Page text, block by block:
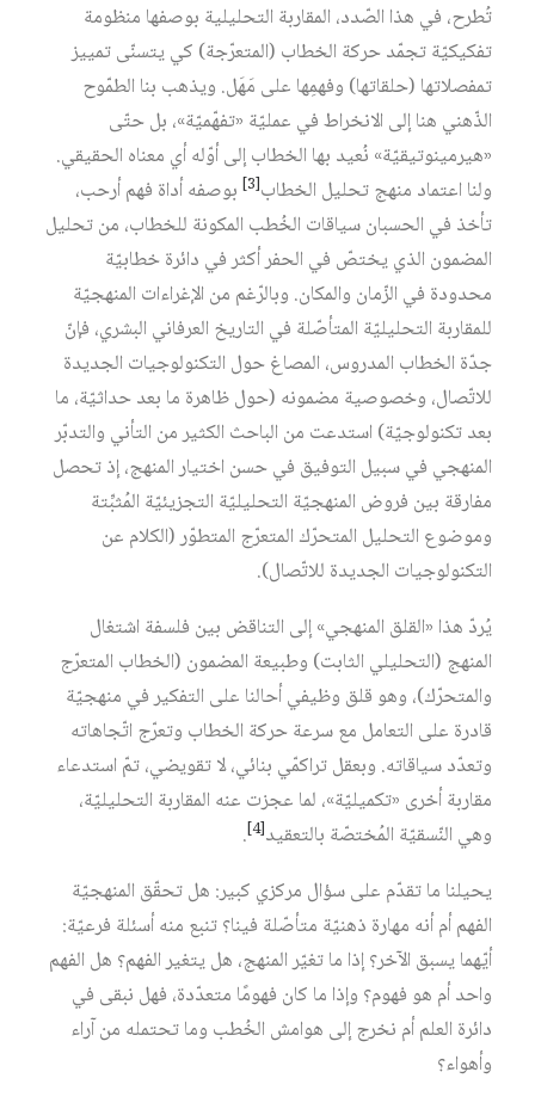
تُطرح، في هذا الصّدد، المقاربة التحليلية بوصفها منظومة
تفكيكيّة تجمّد حركة الخطاب (المتعرّجة) كي يتسنّى تمييز
تمفصلاتها (حلقاتها) وفهمِها على مَهَل. ويذهب بنا الطمّوح
الذّهني هنا إلى الانخراط في عمليّة «تفهّميّة»، بل حتّى
«هيرمينوتيقيّة» نُعيد بها الخطاب إلى أوّله أي معناه الحقيقي.
ولنا اعتماد منهج تحليل الخطاب[3]
بوصفه أداة فهم أرحب،
تأخذ في الحسبان سياقات الخُطب المكونة للخطاب، من تحليل
المضمون الذي يختصّ في الحفر أكثر في دائرة خطابيّة
محدودة في الزّمان والمكان. وبالرّغم من الإغراءات المنهجيّة
للمقاربة التحليليّة المتأصّلة في التاريخ العرفاني البشري، فإنّ
جدّة الخطاب المدروس، المصاغ حول التكنولوجيات الجديدة
للاتّصال، وخصوصية مضمونه (حول ظاهرة ما بعد حداثيّة، ما
بعد تكنولوجيّة) استدعت من الباحث الكثير من التأني والتدبّر
المنهجي في سبيل التوفيق في حسن اختيار المنهج، إذ تحصل
مفارقة بين فروض المنهجيّة التحليليّة التجزيئيّة المُثبِّتة
وموضوع التحليل المتحرّك المتعرّج المتطوّر (الكلام عن
التكنولوجيات الجديدة للاتّصال).
يُردّ هذا «القلق المنهجي» إلى التناقض بين فلسفة اشتغال
المنهج (التحليلي الثابت) وطبيعة المضمون (الخطاب المتعرّج
والمتحرّك)، وهو قلق وظيفي أحالنا على التفكير في منهجيّة
قادرة على التعامل مع سرعة حركة الخطاب وتعرّج اتّجاهاته
وتعدّد سياقاته. وبعقل تراكمّي بنائي، لا تقويضي، تمّ استدعاء
مقاربة أخرى «تكميليّة»، لما عجزت عنه المقاربة التحليليّة،
وهي النّسقيّة المُختصّة بالتعقيد[4]
.
يحيلنا ما تقدّم على سؤال مركزي كبير: هل تحقّق المنهجيّة
الفهم أم أنه مهارة ذهنيّة متأصّلة فينا؟ تنبع منه أسئلة فرعيّة:
أيّهما يسبق الآخر؟ إذا ما تغيّر المنهج، هل يتغير الفهم؟ هل الفهم
واحد أم هو فهوم؟ وإذا ما كان فهومًا متعدّدة، فهل نبقى في
دائرة العلم أم نخرج إلى هوامش الخُطب وما تحتمله من آراء
وأهواء؟